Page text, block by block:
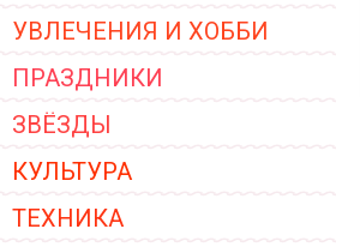
УВЛЕЧЕНИЯ И ХОББИ
ПРАЗДНИКИ
ЗВЁЗДЫ
КУЛЬТУРА
ТЕХНИКА